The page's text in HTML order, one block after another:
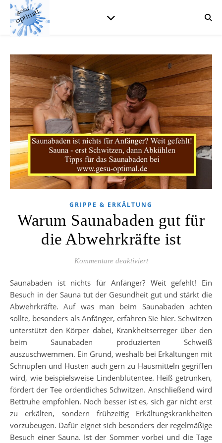
GRIPPE & ERKÄLTUNG
Warum Saunabaden gut für
die Abwehrkräfte ist
Kommentare deaktiviertfür Warum
Saunabaden ist nichts für Anfänger? Weit gefehlt! Ein
Besuch in der Sauna tut der Gesundheit gut und stärkt die
Abwehrkräfte. Auf was man beim Saunabaden achten
sollte, besonders als Anfänger, erfahren Sie hier. Schwitzen
unterstützt den Körper dabei, Krankheitserreger über den
beim Saunabaden produzierten Schweiß
auszuschwemmen. Ein Grund, weshalb bei Erkältungen mit
Schnupfen und Husten auch gern zu Hausmitteln gegriffen
wird, wie beispielsweise Lindenblütentee. Heiß getrunken,
fördert der Tee ordentliches Schwitzen. Anschließend wird
Bettruhe empfohlen. Noch besser ist es, sich gar nicht erst
zu erkälten, sondern frühzeitig Erkältungskrankheiten
vorzubeugen. Dafür eignet sich besonders der regelmäßige
Besuch einer Sauna. Ist der Sommer vorbei und die Tage